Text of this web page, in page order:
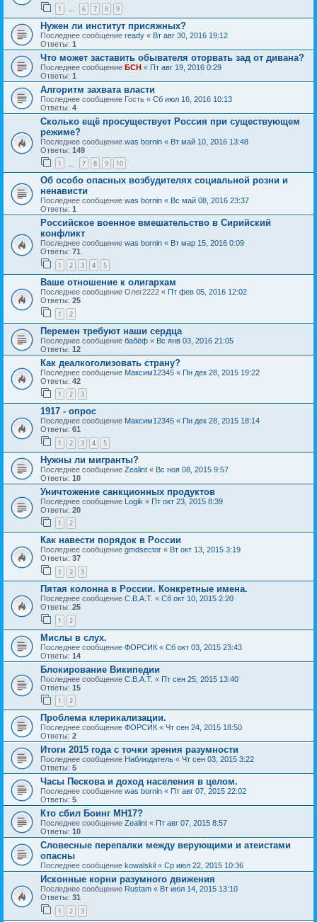
1 … 6 7 8 9
Нужен ли институт присяжных?
Последнее сообщение ready « Вт авг 30, 2016 19:12
Ответы: 1
Что может заставить обывателя оторвать зад от дивана?
Последнее сообщение БСН « Пт авг 19, 2016 0:29
Ответы: 1
Алгоритм захвата власти
Последнее сообщение Гость « Сб июл 16, 2016 10:13
Ответы: 4
Сколько ещё просуществует Россия при существующем
режиме?
Последнее сообщение was bornin « Вт май 10, 2016 13:48
Ответы: 149
1 7 8 9 10
Об особо опасных возбудителях социальной розни и
ненависти
Последнее сообщение was bornin « Вс май 08, 2016 23:37
Ответы: 1
Российское военное вмешательство в Сирийский
конфликт
Последнее сообщение was bornin « Вт мар 15, 2016 0:09
Ответы: 71
1 2 3 4 5
Ваше отношение к олигархам
Последнее сообщение Олег2222 « Пт фев 05, 2016 12:02
Ответы: 25
1 2
Перемен требуют наши сердца
Последнее сообщение бабёф « Вс янв 03, 2016 21:05
Ответы: 12
Как деалкоголизовать страну?
Последнее сообщение Макcим12345 « Пн дек 28, 2015 19:22
Ответы: 42
1 2 3
1917 - опрос
Последнее сообщение Макcим12345 « Пн дек 28, 2015 18:14
Ответы: 61
1 2 3 4 5
Нужны ли мигранты?
Последнее сообщение Zealint « Вс ноя 08, 2015 9:57
Ответы: 10
Уничтожение санкционных продуктов
Последнее сообщение Logik « Пт окт 23, 2015 8:39
Ответы: 20
1 2
Как навести порядок в России
Последнее сообщение gmdsector « Вт окт 13, 2015 3:19
Ответы: 37
1 2 3
Пятая колонна в России. Конкретные имена.
Последнее сообщение С.В.А.Т. « Сб окт 10, 2015 2:20
Ответы: 25
1 2
Мислы в слух.
Последнее сообщение ФОРСИК « Сб окт 03, 2015 23:43
Ответы: 14
Блокирование Википедии
Последнее сообщение С.В.А.Т. « Пт сен 25, 2015 13:40
Ответы: 15
1 2
Проблема клерикализации.
Последнее сообщение ФОРСИК « Чт сен 24, 2015 18:50
Ответы: 2
Итоги 2015 года с точки зрения разумности
Последнее сообщение Наблюдатель « Чт сен 03, 2015 3:22
Ответы: 5
Часы Пескова и доход населения в целом.
Последнее сообщение was bornin « Пт авг 07, 2015 22:02
Ответы: 5
Кто сбил Боинг MH17?
Последнее сообщение Zealint « Пт авг 07, 2015 8:57
Ответы: 10
Словесные перепалки между верующими и атеистами
опасны
Последнее сообщение kowalskil « Ср июл 22, 2015 10:36
Исконные корни разумного движения
Последнее сообщение Rustam « Вт июл 14, 2015 13:10
Ответы: 31
1 2 3